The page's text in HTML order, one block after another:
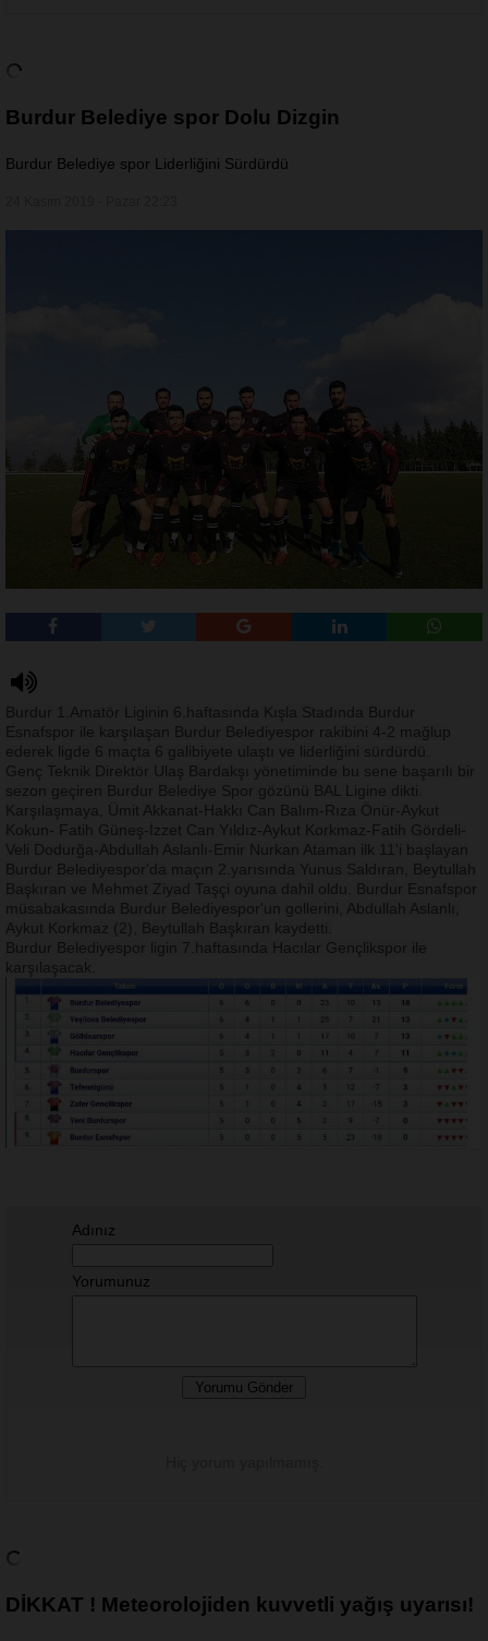
Burdur Belediye spor Dolu Dizgin
Burdur Belediye spor Liderliğini Sürdürdü
Burdur 1.Amatör Liginin 6.haftasında Kışla Stadında Burdur
Esnafspor ile karşılaşan Burdur Belediyespor rakibini 4-2 mağlup
ederek ligde 6 maçta 6 galibiyete ulaştı ve liderliğini sürdürdü.
Genç Teknik Direktör Ulaş Bardakşı yönetiminde bu sene başarılı bir
sezon geçiren Burdur Belediye Spor gözünü BAL Ligine dikti.
Karşılaşmaya, Ümit Akkanat-Hakkı Can Balım-Rıza Önür-Aykut
Kokun- Fatih Güneş-İzzet Can Yıldız-Aykut Korkmaz-Fatih Gördeli-
Veli Dodurğa-Abdullah Aslanlı-Emir Nurkan Ataman ilk 11'i başlayan
Burdur Belediyespor'da maçın 2.yarısında Yunus Saldıran, Beytullah
Başkıran ve Mehmet Ziyad Taşçi oyuna dahil oldu. Burdur Esnafspor
müsabakasında Burdur Belediyespor'un gollerini, Abdullah Aslanlı,
Aykut Korkmaz (2), Beytullah Başkıran kaydetti.
Burdur Belediyespor ligin 7.haftasında Hacılar Gençlikspor ile
karşılaşacak.
Adınız
Yorumunuz
DİKKAT ! Meteorolojiden kuvvetli yağış uyarısı!